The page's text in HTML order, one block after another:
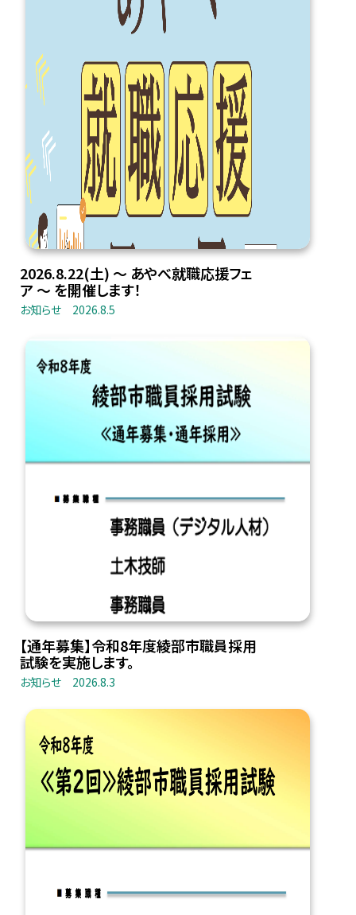
2026.8.22(土) 〜 あやべ就職応援フェ
ア 〜 を開催します！
お知らせ 2026.8.5
【通年募集】令和8年度綾部市職員採用
試験を実施します。
お知らせ 2026.8.3